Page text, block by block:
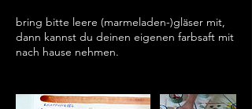
bring bitte leere (marmeladen-)gläser mit,
dann kannst du deinen eigenen farbsaft mit